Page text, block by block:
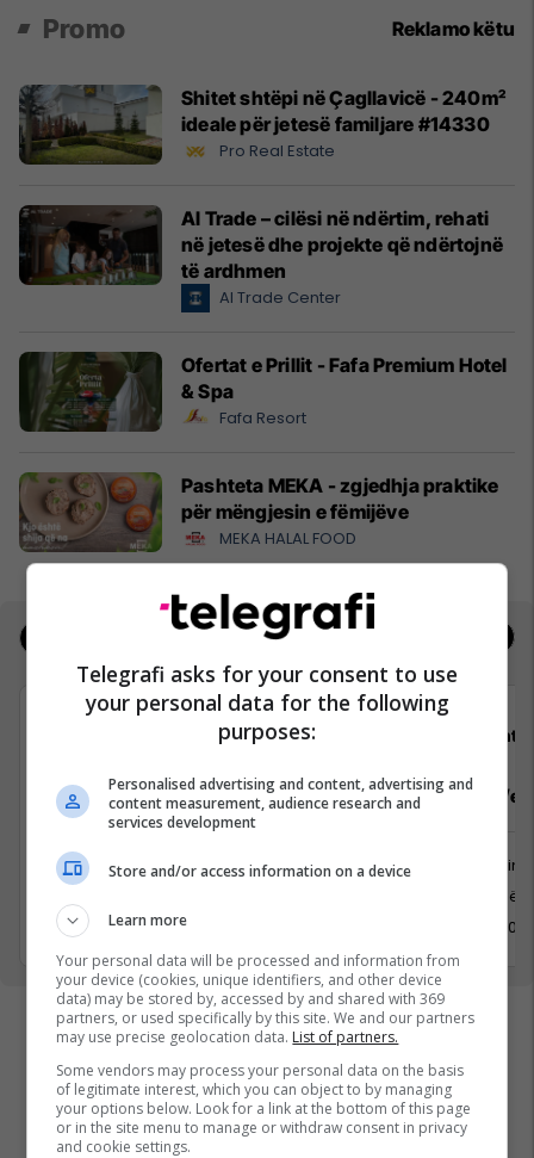
Promo Reklamo këtu
Shitet shtëpi në Çagllavicë - 240m²
ideale për jetesë familjare #14330
Pro Real Estate
Al Trade – cilësi në ndërtim, rehati
në jetesë dhe projekte që ndërtojnë
të ardhmen
Al Trade Center
Ofertat e Prillit - Fafa Premium Hotel
& Spa
Fafa Resort
Pashteta MEKA - zgjedhja praktike
për mëngjesin e fëmijëve
MEKA HALAL FOOD
Shtëpia botuese “Dukagjini”
Zyrtar/e për marrëdhënie me
publikun
Marketing dhe Reklamim
Prishtinë
3 Maj 2026
Dizajner/e
Prishtinë
3 Maj
Telegrafi asks for your consent to use
your personal data for the following
purposes:
Personalised advertising and content, advertising and
content measurement, audience research and
services development
Store and/or access information on a device
Learn more
Your personal data will be processed and information from
your device (cookies, unique identifiers, and other device
data) may be stored by, accessed by and shared with 369
partners, or used specifically by this site. We and our partners
may use precise geolocation data. List of partners.
Some vendors may process your personal data on the basis
of legitimate interest, which you can object to by managing
your options below. Look for a link at the bottom of this page
or in the site menu to manage or withdraw consent in privacy
and cookie settings.